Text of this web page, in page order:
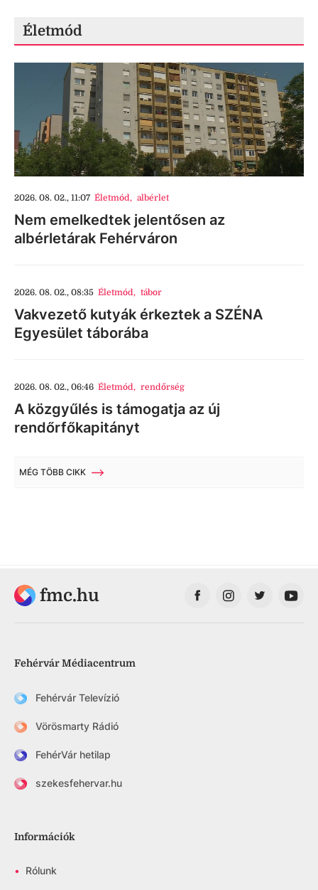
Életmód
2026. 08. 02., 11:07 Életmód, albérlet
Nem emelkedtek jelentősen az
albérletárak Fehérváron
2026. 08. 02., 08:35 Életmód, tábor
Vakvezető kutyák érkeztek a SZÉNA
Egyesület táborába
2026. 08. 02., 06:46 Életmód, rendőrség
A közgyűlés is támogatja az új
rendőrfőkapitányt
MÉG TÖBB CIKK
fmc.hu
Fehérvár Médiacentrum
Fehérvár Televízió
Vörösmarty Rádió
FehérVár hetilap
szekesfehervar.hu
Információk
• Rólunk